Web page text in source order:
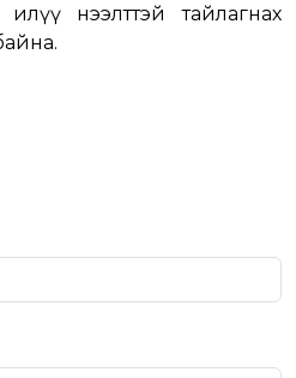
нээлттэй тайлагнах